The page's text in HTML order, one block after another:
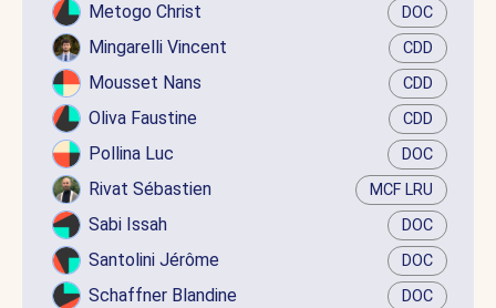
Metogo Christ DOC
Mingarelli Vincent CDD
Mousset Nans CDD
Oliva Faustine CDD
Pollina Luc DOC
Rivat Sébastien MCF LRU
Sabi Issah DOC
Santolini Jérôme DOC
Schaffner Blandine DOC